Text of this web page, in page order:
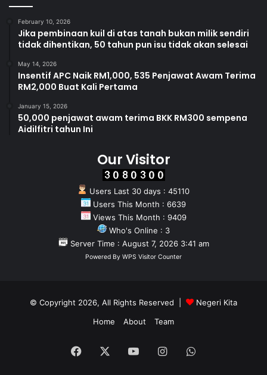
February 10, 2026
Jika pembinaan kuil di atas tanah bukan milik sendiri
tidak dihentikan, 50 tahun pun isu tidak akan selesai
May 14, 2026
Insentif APC Naik RM1,000, 535 Penjawat Awam Terima
RM2,000 Buat Kali Pertama
January 15, 2026
50,000 penjawat awam terima BKK RM300 sempena
Aidilfitri tahun Ini
Our Visitor
Users Last 30 days : 45110
Users This Month : 6639
Views This Month : 9409
Who's Online : 3
Server Time : August 7, 2026 3:41 am
Powered By WPS Visitor Counter
© Copyright 2026, All Rights Reserved |
Negeri Kita
Home
About Team
Facebook YouTubeInstagramWhatsApp